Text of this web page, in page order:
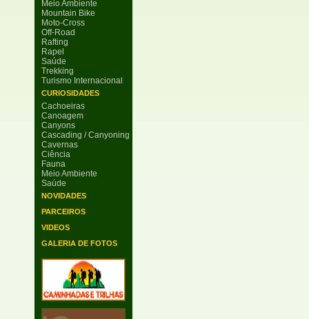
Meio Ambiente
Mountain Bike
Moto-Cross
Off-Road
Rafting
Rapel
Saúde
Trekking
Turismo Internacional
CURIOSIDADES
Cachoeiras
Canoagem
Canyons
Cascading / Canyoning
Cavernas
Ciência
Fauna
Meio Ambiente
Saúde
NOVIDADES
PARCEIROS
VIDEOS
GALERIA DE FOTOS